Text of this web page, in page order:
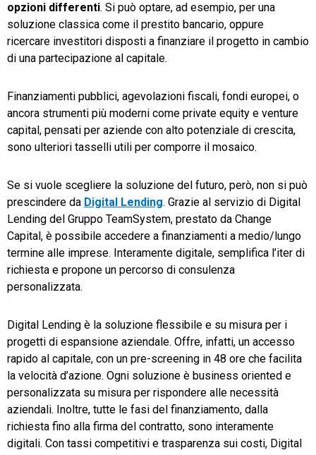
opzioni differenti. Si può optare, ad esempio, per una
soluzione classica come il prestito bancario, oppure
ricercare investitori disposti a finanziare il progetto in cambio
di una partecipazione al capitale.
Finanziamenti pubblici, agevolazioni fiscali, fondi europei, o
ancora strumenti più moderni come private equity e venture
capital, pensati per aziende con alto potenziale di crescita,
sono ulteriori tasselli utili per comporre il mosaico.
Se si vuole scegliere la soluzione del futuro, però, non si può
prescindere da Digital Lending. Grazie al servizio di Digital
Lending del Gruppo TeamSystem, prestato da Change
Capital, è possibile accedere a finanziamenti a medio/lungo
termine alle imprese. Interamente digitale, semplifica l’iter di
richiesta e propone un percorso di consulenza
personalizzata.
Digital Lending è la soluzione flessibile e su misura per i
progetti di espansione aziendale. Offre, infatti, un accesso
rapido al capitale, con un pre-screening in 48 ore che facilita
la velocità d’azione. Ogni soluzione è business oriented e
personalizzata su misura per rispondere alle necessità
aziendali. Inoltre, tutte le fasi del finanziamento, dalla
richiesta fino alla firma del contratto, sono interamente
digitali. Con tassi competitivi e trasparenza sui costi, Digital